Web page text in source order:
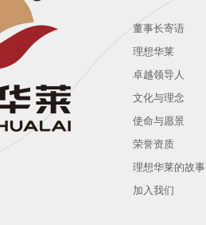
董事长寄语
理想华莱
卓越领导人
文化与理念
使命与愿景
荣誉资质
理想华莱的故事
加入我们